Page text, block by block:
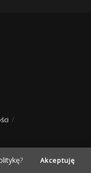
? Akceptuję